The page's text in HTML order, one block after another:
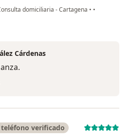
domiciliaria - Cartagena • •
Lakatt
Cárdenas
verificado